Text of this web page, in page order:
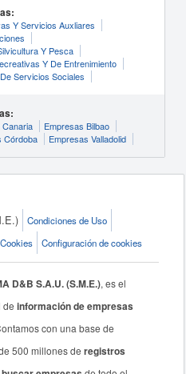
Y Servicios Auxliares
Y Pesca
Y De Entrenimiento
Servicios Sociales
Empresas Bilbao
Córdoba Empresas Valladolid
Condiciones de Uso
Configuración de cookies
D&B S.A.U. (S.M.E.), es el
deinformación de empresas
con una base de
500 millones deregistros